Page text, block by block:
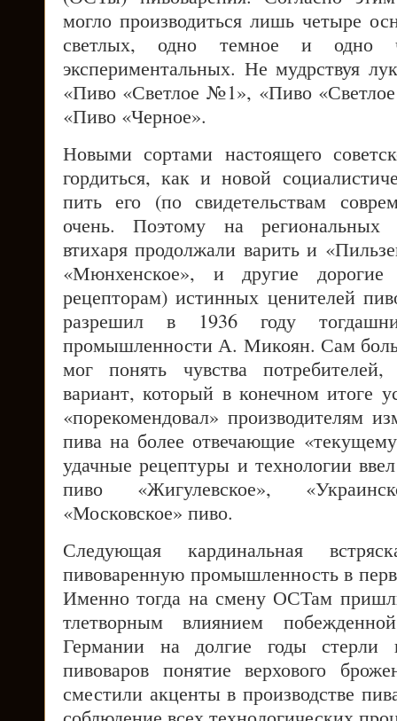
могло производиться лишь четыре
светлых, одно темное и одно
экспериментальных. Не мудрствуя
«Пиво «Светлое №1», «Пиво
«Пиво «Черное».
Новыми сортами настоящего
гордиться, как и новой
пить его (по свидетельствам
очень. Поэтому на региональных
втихаря продолжали варить и
«Мюнхенское», и другие
рецепторам) истинных ценителей
разрешил в 1936 году
промышленности А. Микоян. Сам
мог понять чувства
вариант, который в конечном итоге
«порекомендовал» производителям
пива на более отвечающие
удачные рецептуры и технологии
пиво «Жигулевское»,
«Московское» пиво.
Следующая кардинальная
пивоваренную промышленность в
Именно тогда на смену ОСТам
тлетворным влиянием
Германии на долгие годы стерли
пивоваров понятие верхового
сместили акценты в производстве